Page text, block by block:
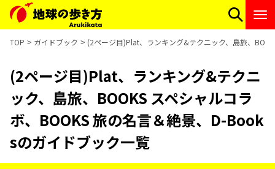
TOP ガイドブック (2ページ目)Plat、ランキング&テクニック、島旅、
(2ページ目)Plat、ランキング&テクニ
ック、島旅、BOOKS スペシャルコラ
ボ、BOOKS 旅の名言＆絶景、D-Book
sのガイドブック一覧